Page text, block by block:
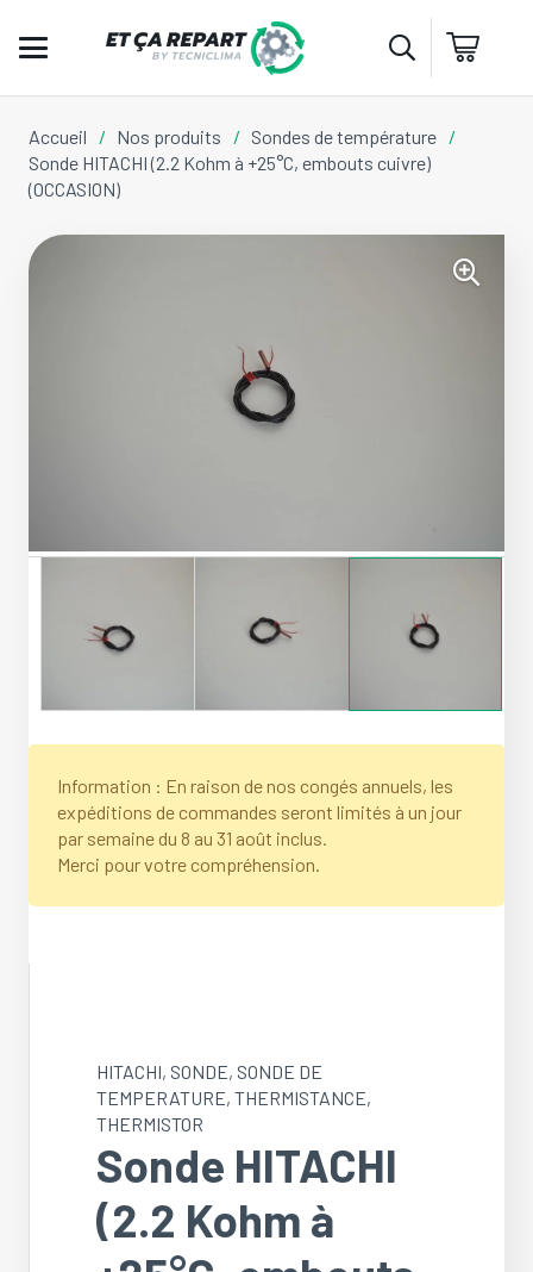
Accueil / Nos produits / Sondes de température /
Sonde HITACHI (2.2 Kohm à +25°C, embouts cuivre)
(OCCASION)
Information : En raison de nos congés annuels, les
expéditions de commandes seront limités à un jour
par semaine du 8 au 31 août inclus.
Merci pour votre compréhension.
HITACHI, SONDE, SONDE DE
TEMPERATURE, THERMISTANCE,
THERMISTOR
Sonde HITACHI
(2.2 Kohm à